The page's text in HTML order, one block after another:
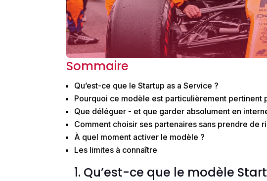
Sommaire
Qu’est-ce que le Startup as a Service ?
Pourquoi ce modèle est particulièrement pertinent
Que déléguer - et que garder absolument en
Comment choisir ses partenaires sans prendre de
À quel moment activer le modèle ?
Les limites à connaître
1. Qu’est-ce que le modèle